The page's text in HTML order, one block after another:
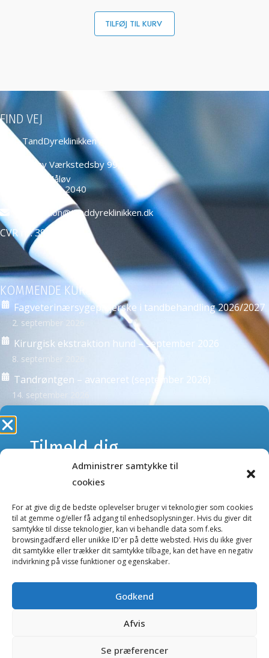
Administrer samtykke til
cookies
For at give dig de bedste oplevelser bruger vi teknologier som cookies
til at gemme og/eller få adgang til enhedsoplysninger. Hvis du giver dit
samtykke til disse teknologier, kan vi behandle data som f.eks.
browsingadfærd eller unikke ID'er på dette websted. Hvis du ikke giver
dit samtykke eller trækker dit samtykke tilbage, kan det have en negativ
indvirkning på visse funktioner og egenskaber.
Godkend
Afvis
Se præferencer
TILFØJ TIL KURV
FIND VEJ
TandDyreklinikken ApS
Måløv Værkstedsby 99,
2760 Måløv
+45 4466 2040
education@tanddyreklinikken.dk
CVR nr: 39584271
KOMMENDE KURSER
Fagveterinærsygeplejerske i tandbehandling 2026/2027
2. september 2026
Kirurgisk ekstraktion hund – september 2026
8. september 2026
Tandrøntgen – avanceret (september 2026)
14. september 2026
NYHEDSBREVE
Tilmeld dig vores nyhedsbreve og få besked om kurser
eller nye produkter og tilbud i webshoppen.
Kurser nyhedsbrev
Webshop nyhedsbrev
Salgs- og handelsbetingelser
Fortrolighedserklæring
Cookierapport
Tilmeld dig
webshoppens
Gå ikke glip af nyheder og tilbud.
E-
(Påkrævet)
TandDyreklinikken må opbevare mine data og